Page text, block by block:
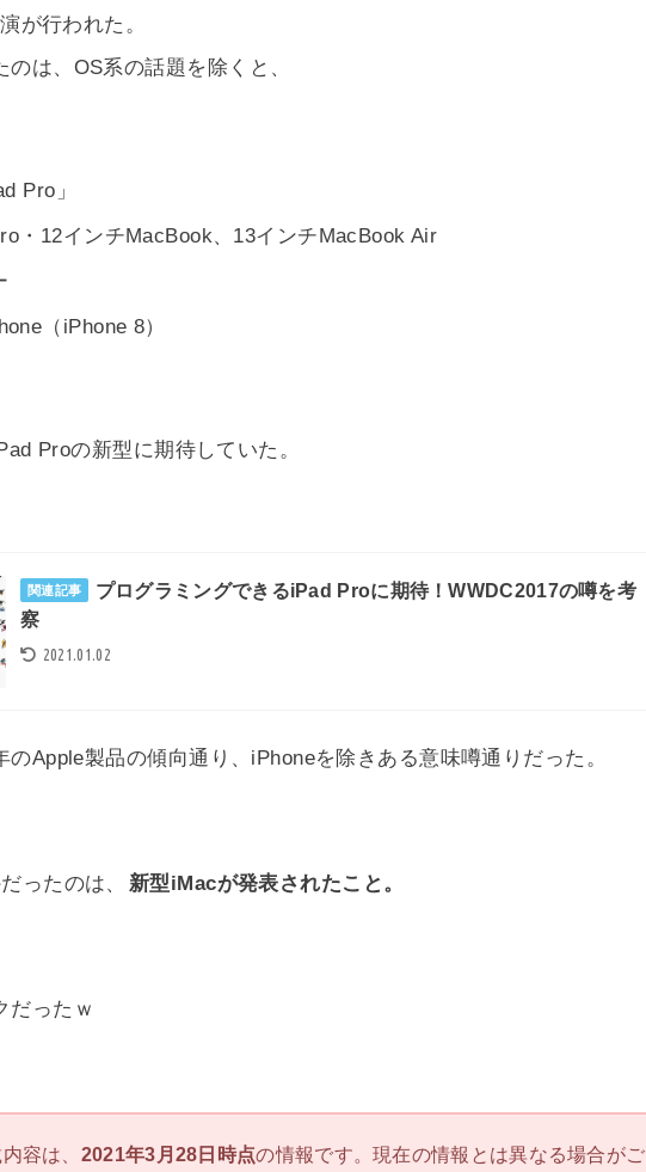
が行われた。
は、OS系の話題を除くと、
Pro」
・12インチMacBook、13インチMacBook Air
（iPhone 8）
Proの新型に期待していた。
関連記事
プログラミングできるiPad Proに期待！WWDC2017の噂を考
察
2021.01.02
Apple製品の傾向通り、iPhoneを除きある意味噂通りだった。
ったのは、 新型iMacが発表されたこと。
だったｗ
容は、 2021年3月28日時点の情報です。現在の情報とは異なる場合がご